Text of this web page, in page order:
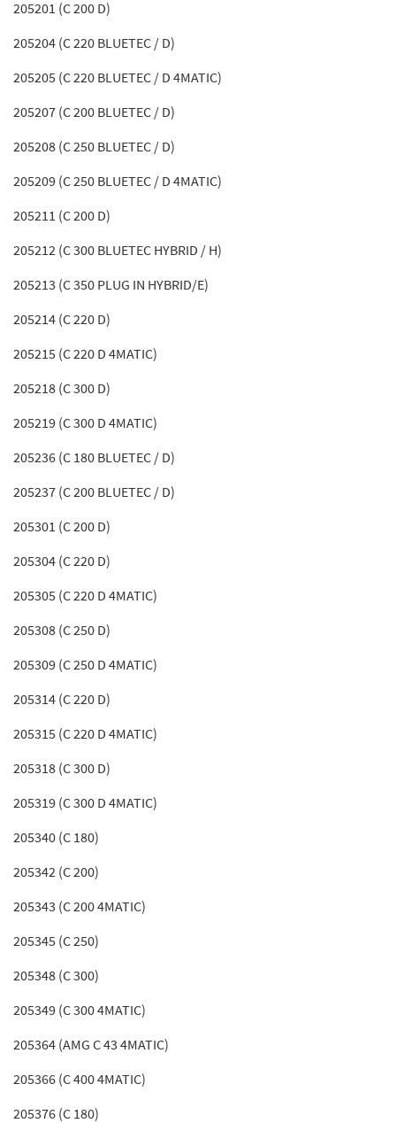
205201 (C 200 D)
205204 (C 220 BLUETEC / D)
205205 (C 220 BLUETEC / D 4MATIC)
205207 (C 200 BLUETEC / D)
205208 (C 250 BLUETEC / D)
205209 (C 250 BLUETEC / D 4MATIC)
205211 (C 200 D)
205212 (C 300 BLUETEC HYBRID / H)
205213 (C 350 PLUG IN HYBRID/E)
205214 (C 220 D)
205215 (C 220 D 4MATIC)
205218 (C 300 D)
205219 (C 300 D 4MATIC)
205236 (C 180 BLUETEC / D)
205237 (C 200 BLUETEC / D)
205301 (C 200 D)
205304 (C 220 D)
205305 (C 220 D 4MATIC)
205308 (C 250 D)
205309 (C 250 D 4MATIC)
205314 (C 220 D)
205315 (C 220 D 4MATIC)
205318 (C 300 D)
205319 (C 300 D 4MATIC)
205340 (C 180)
205342 (C 200)
205343 (C 200 4MATIC)
205345 (C 250)
205348 (C 300)
205349 (C 300 4MATIC)
205364 (AMG C 43 4MATIC)
205366 (C 400 4MATIC)
205376 (C 180)